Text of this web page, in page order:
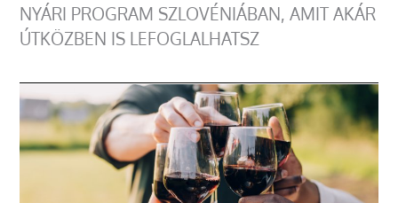
NYÁRI PROGRAM SZLOVÉNIÁBAN, AMIT AKÁR
ÚTKÖZBEN IS LEFOGLALHATSZ